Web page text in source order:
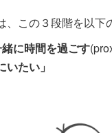
、この３段階を以下
に時間を過ごす
いたい」